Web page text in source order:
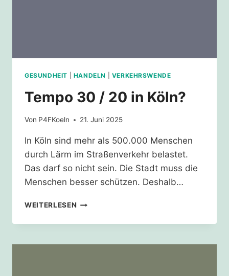
GESUNDHEIT HANDELN VERKEHRSWENDE
Tempo 30 / 20 in Köln?
Von P4FKoeln 21. Juni 2025
In Köln sind mehr als 500.000 Menschen
durch Lärm im Straßenverkehr belastet.
Das darf so nicht sein. Die Stadt muss die
Menschen besser schützen. Deshalb…
WEITERLESEN TEMPO
/
IN